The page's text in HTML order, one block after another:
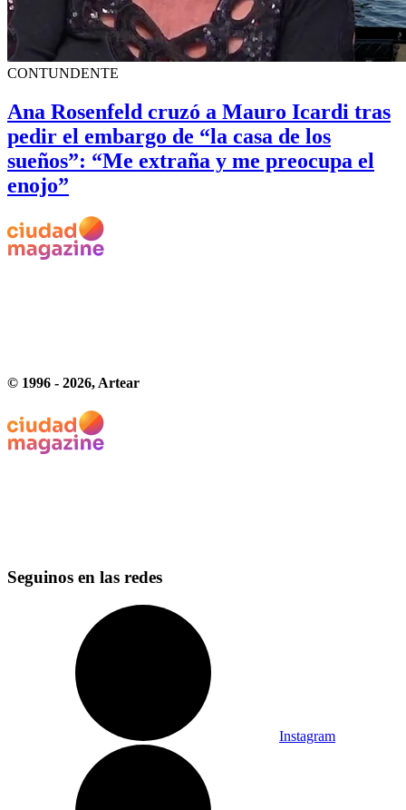
CONTUNDENTE
Ana Rosenfeld cruzó a Mauro Icardi tras
pedir el embargo de “la casa de los
sueños”: “Me extraña y me preocupa el
enojo”
© 1996 - 2026, Artear
Seguinos en las redes
Instagram